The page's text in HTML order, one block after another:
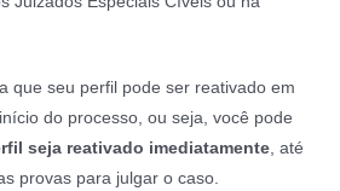
que seu perfil pode ser reativado em
do processo, ou seja, você pode
seja reativado imediatamente, até
provas para julgar o caso.